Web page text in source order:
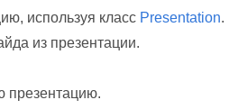
используя класс Presentation.
из презентации.
презентацию.